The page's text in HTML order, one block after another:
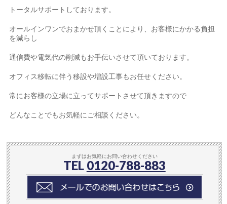
トータルサポートしております。
オールインワンでおまかせ頂くことにより、お客様にかかる負担
を減らし
通信費や電気代の削減もお手伝いさせて頂いております。
オフィス移転に伴う移設や増設工事もお任せください。
常にお客様の立場に立ってサポートさせて頂きますので
どんなことでもお気軽にご相談ください。
まずはお気軽にお問い合わせください
TEL 0120-788-883